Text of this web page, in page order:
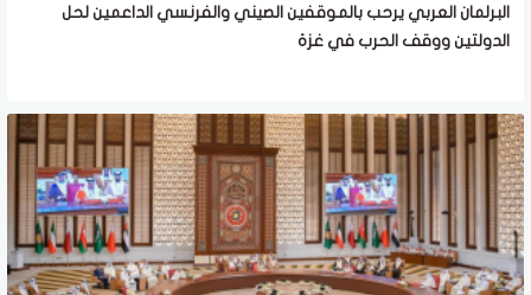
البرلمان العربي يرحب بالموقفين الصيني والفرنسي الداعمين لحل
الدولتين ووقف الحرب في غزة